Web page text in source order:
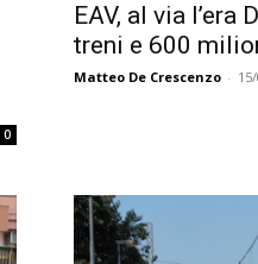
0
EAV, al via l’era
treni e 600
Matteo De Crescenzo -